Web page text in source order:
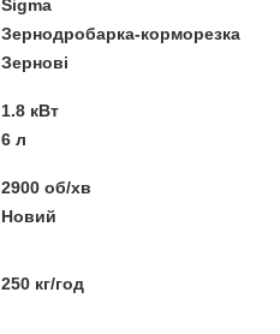
Sigma
Зернодробарка-корморезка
Зернові
1.8 кВт
6 л
2900 об/хв
Новий
250 кг/год